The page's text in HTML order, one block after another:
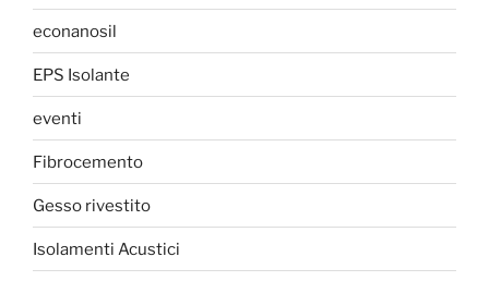
econanosil
EPS Isolante
eventi
Fibrocemento
Gesso rivestito
Isolamenti Acustici